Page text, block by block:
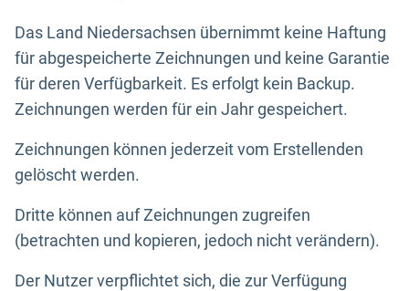
Das Land Niedersachsen übernimmt keine Haftung
für abgespeicherte Zeichnungen und keine Garantie
für deren Verfügbarkeit. Es erfolgt kein Backup.
Zeichnungen werden für ein Jahr gespeichert.
Zeichnungen können jederzeit vom Erstellenden
gelöscht werden.
Dritte können auf Zeichnungen zugreifen
(betrachten und kopieren, jedoch nicht verändern).
Der Nutzer verpflichtet sich, die zur Verfügung